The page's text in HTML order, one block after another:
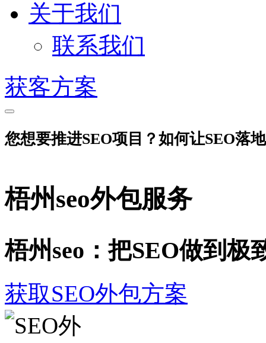
关于我们
联系我们
获客方案
您想要推进SEO项目？如何让SEO落
梧州seo外包服务
梧州seo：把SEO做到极
获取SEO外包方案